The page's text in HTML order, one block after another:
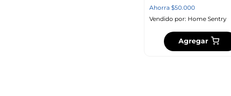
Ahorra $50.000
Vendido por: Home Sentry
Agregar